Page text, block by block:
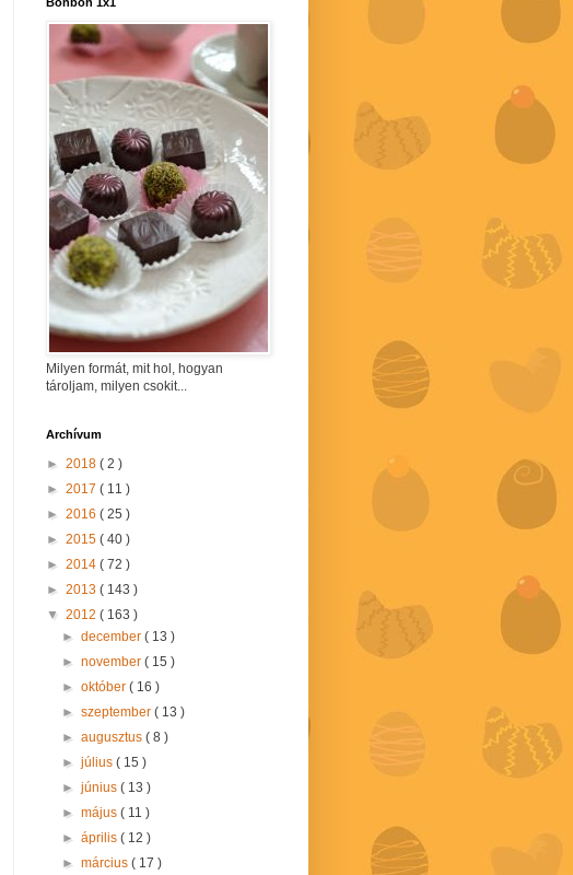
Milyen formát, mit hol, hogyan
tároljam, milyen csokit...
Archívum
► 2018 ( 2 )
► 2017 ( 11 )
► 2016 ( 25 )
► 2015 ( 40 )
► 2014 ( 72 )
► 2013 ( 143 )
▼ 2012 ( 163 )
►december( 13 )
►november( 15 )
►október( 16 )
►szeptember( 13 )
►augusztus( 8 )
►július( 15 )
►június( 13 )
►május( 11 )
►április( 12 )
►március( 17 )